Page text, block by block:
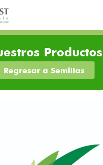
Productos
Regresar a Semillas